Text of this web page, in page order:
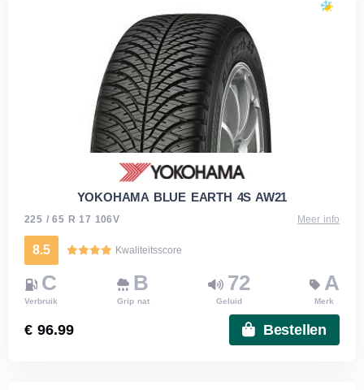
YOKOHAMA BLUE EARTH 4S AW21
225 / 65 R 17 106V Meer info
8.5 Kwaliteitsscore
C
Verbruik
B
Grip nat
72
Geluid
A
Merk
€ 96.99 Bestellen